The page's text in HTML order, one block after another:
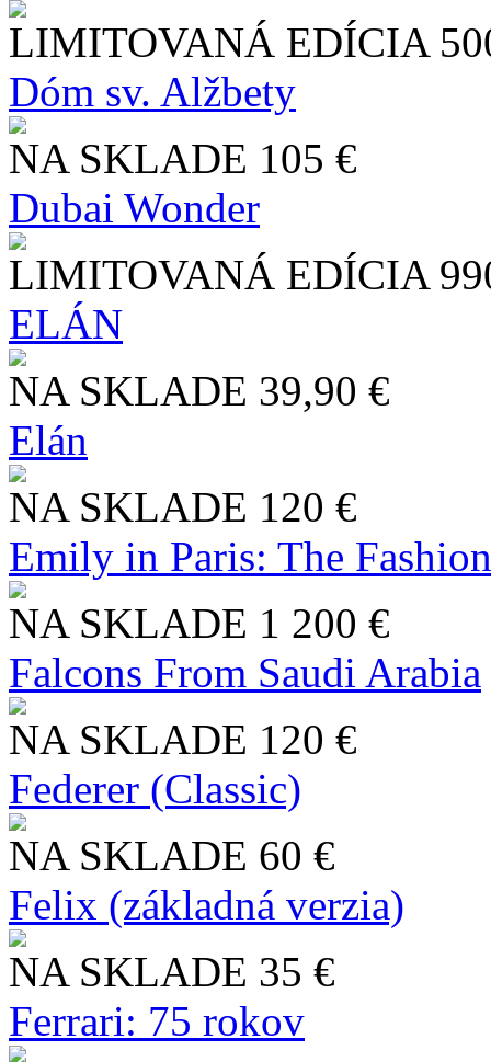
LIMITOVANÁ EDÍCIA
Dóm sv. Alžbety
NA SKLADE 105 €
Dubai Wonder
LIMITOVANÁ EDÍCIA
ELÁN
NA SKLADE 39,90 €
Elán
NA SKLADE 120 €
Emily in Paris: The
NA SKLADE 1 200 €
Falcons From Saudi Arabia
NA SKLADE 120 €
Federer (Classic)
NA SKLADE 60 €
Felix (základná verzia)
NA SKLADE 35 €
Ferrari: 75 rokov